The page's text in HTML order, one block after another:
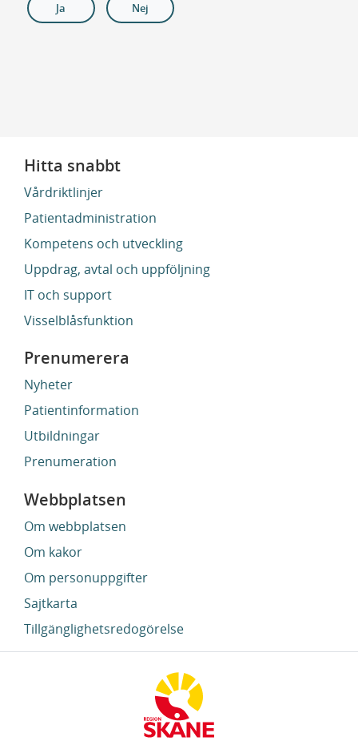
Ja Nej
Hitta snabbt
Vårdriktlinjer
Patientadministration
Kompetens och utveckling
Uppdrag, avtal och uppföljning
IT och support
Visselblåsfunktion
Prenumerera
Nyheter
Patientinformation
Utbildningar
Prenumeration
Webbplatsen
Om webbplatsen
Om kakor
Om personuppgifter
Sajtkarta
Tillgänglighetsredogörelse